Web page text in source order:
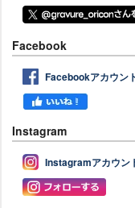
Facebook
Facebookアカウン
Instagram
Instagramアカウン